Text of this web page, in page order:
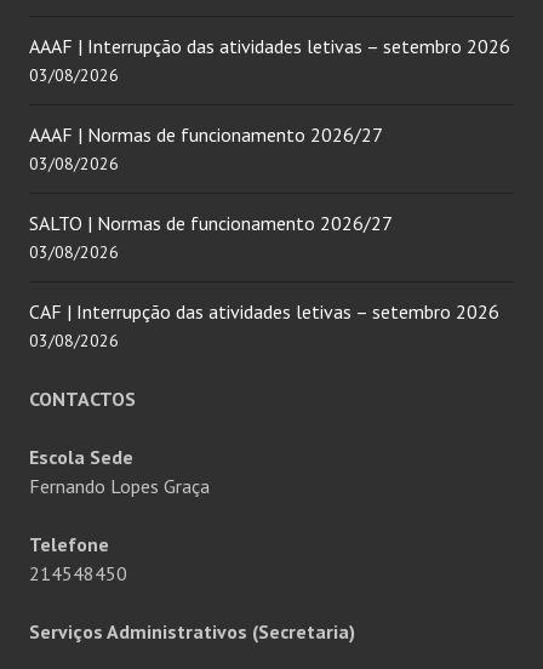
AAAF | Interrupção das atividades letivas – setembro 2026
03/08/2026
AAAF | Normas de funcionamento 2026/27
03/08/2026
SALTO | Normas de funcionamento 2026/27
03/08/2026
CAF | Interrupção das atividades letivas – setembro 2026
03/08/2026
CONTACTOS
Escola Sede
Fernando Lopes Graça
Telefone
214548450
Serviços Administrativos (Secretaria)